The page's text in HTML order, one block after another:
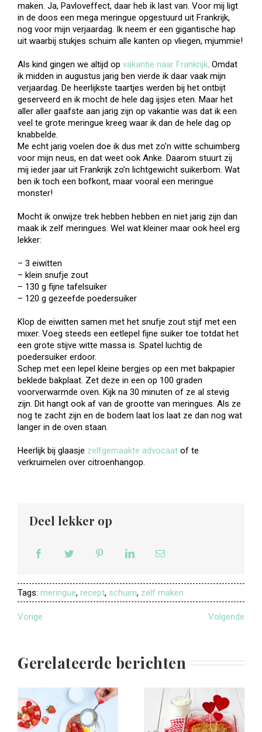
maken. Ja, Pavloveffect, daar heb ik last van. Voor mij ligt
in de doos een mega meringue opgestuurd uit Frankrijk,
nog voor mijn verjaardag. Ik neem er een gigantische hap
uit waarbij stukjes schuim alle kanten op vliegen, mjummie!
Als kind gingen we altijd op vakantie naar Frankrijk. Omdat
ik midden in augustus jarig ben vierde ik daar vaak mijn
verjaardag. De heerlijkste taartjes werden bij het ontbijt
geserveerd en ik mocht de hele dag ijsjes eten. Maar het
aller aller gaafste aan jarig zijn op vakantie was dat ik een
veel te grote meringue kreeg waar ik dan de hele dag op
knabbelde.
Me echt jarig voelen doe ik dus met zo’n witte schuimberg
voor mijn neus, en dat weet ook Anke. Daarom stuurt zij
mij ieder jaar uit Frankrijk zo’n lichtgewicht suikerbom. Wat
ben ik toch een bofkont, maar vooral een meringue
monster!
Mocht ik onwijze trek hebben hebben en niet jarig zijn dan
maak ik zelf meringues. Wel wat kleiner maar ook heel erg
lekker:
– 3 eiwitten
– klein snufje zout
– 130 g fijne tafelsuiker
– 120 g gezeefde poedersuiker
Klop de eiwitten samen met het snufje zout stijf met een
mixer. Voeg steeds een eetlepel fijne suiker toe totdat het
een grote stijve witte massa is. Spatel luchtig de
poedersuiker erdoor.
Schep met een lepel kleine bergjes op een met bakpapier
beklede bakplaat. Zet deze in een op 100 graden
voorverwarmde oven. Kijk na 30 minuten of ze al stevig
zijn. Dit hangt ook af van de grootte van meringues. Als ze
nog te zacht zijn en de bodem laat los laat ze dan nog wat
langer in de oven staan.
Heerlijk bij glaasje zelfgemaakte advocaat of te
verkruimelen over citroenhangop.
Deel lekker op
Tags: meringue, recept, schuim, zelf maken
Vorige Volgende
Gerelateerde berichten